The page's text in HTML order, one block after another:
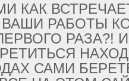
КАК
ВАШИ РАБОТЫ
РАЗА?!
САМИ